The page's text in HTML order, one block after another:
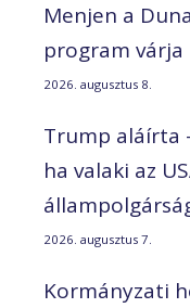
Menjen a
program várja
2026. augusztus 8.
Trump aláírta
ha valaki az
2026. augusztus 7.
Kormányzati